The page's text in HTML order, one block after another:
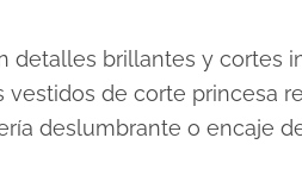
detalles brillantes y cortes
de corte princesa
deslumbrante o encaje